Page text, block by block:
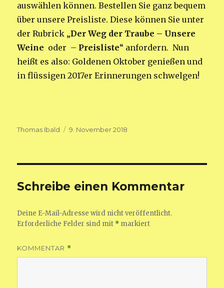
auswählen können. Bestellen Sie ganz bequem
über unsere Preisliste. Diese können Sie unter
der Rubrick „Der Weg der Traube – Unsere
Weine oder – Preisliste“ anfordern. Nun
heißt es also: Goldenen Oktober genießen und
in flüssigen 2017er Erinnerungen schwelgen!
Autor
Thomas Ibald
Veröffentlicht
9. November 2018
Schreibe einen Kommentar
Deine E-Mail-Adresse wird nicht veröffentlicht.
Erforderliche Felder sind mit * markiert
KOMMENTAR *